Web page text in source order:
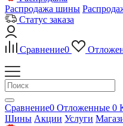
Распродажа шины
Статус заказа
Сравнение0
Сравнение0 Отложенные 0
Шины Акции Услуги